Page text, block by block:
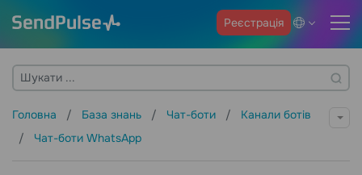
Реєстрація
Головна База знань Чат-боти
Канали ботів
Чат-боти WhatsApp